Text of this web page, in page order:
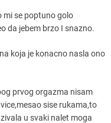
mi se poptuno golo
da jebem brzo I snazno.
koja je konacno nasla ono
prvog orgazma nisam
sise rukama,to
u svaki nalet moga